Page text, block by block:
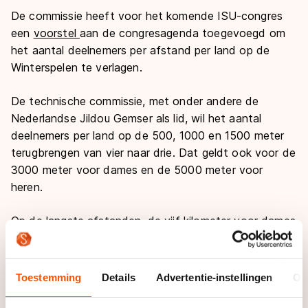
Toestemming Details Advertentie-instellingen
De commissie heeft voor het komende ISU-congres
een voorstel aan de congresagenda toegevoegd om
het aantal deelnemers per afstand per land op de
Winterspelen te verlagen.
De technische commissie, met onder andere de
Nederlandse Jildou Gemser als lid, wil het aantal
deelnemers per land op de 500, 1000 en 1500 meter
terugbrengen van vier naar drie. Dat geldt ook voor de
3000 meter voor dames en de 5000 meter voor
heren.
Op de langste afstanden, de vijf kilometer voor dames
en de tien kilometer bij de heren, moet het aantal
naar twee, waarmee een
clean sweep
in de toekomst